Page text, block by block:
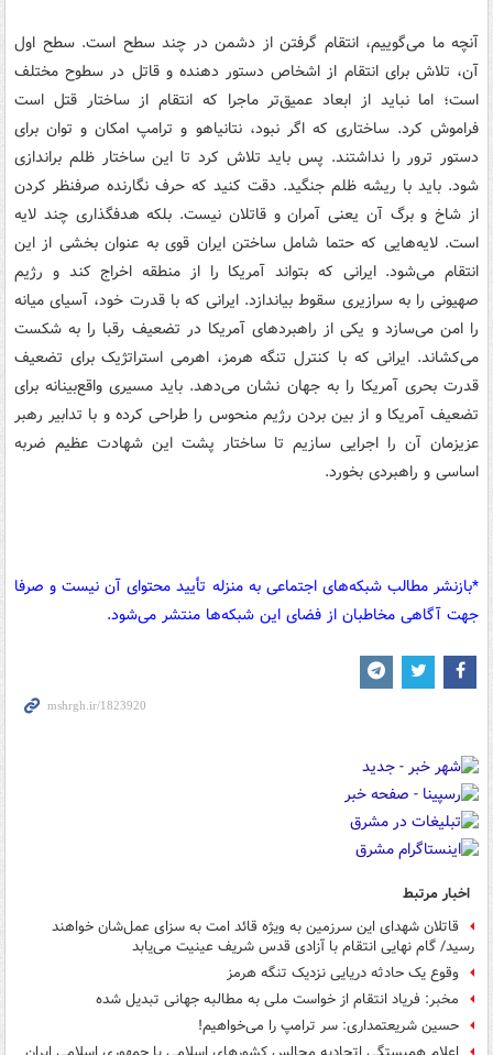
آنچه ما می‌گوییم، انتقام گرفتن از دشمن در چند سطح است. سطح اول
آن، تلاش برای انتقام از اشخاص دستور دهنده و قاتل در سطوح مختلف
است؛ اما نباید از ابعاد عمیق‌تر ماجرا که انتقام از ساختار قتل است
فراموش کرد. ساختاری که اگر نبود، نتانیاهو و ترامپ امکان و توان برای
دستور ترور را نداشتند. پس باید تلاش کرد تا این ساختار ظلم براندازی
شود. باید با ریشه ظلم جنگید. دقت کنید که حرف نگارنده صرفنظر کردن
از شاخ و برگ آن یعنی آمران و قاتلان نیست. بلکه هدفگذاری چند لایه
است. لایه‌هایی که حتما شامل ساختن ایران قوی به عنوان بخشی از این
انتقام می‌شود. ایرانی که بتواند آمریکا را از منطقه اخراج کند و رژیم
صهیونی را به سرازیری سقوط بیاندازد. ایرانی که با قدرت خود، آسیای میانه
را امن می‌سازد و یکی از راهبردهای آمریکا در تضعیف رقبا را به شکست
می‌کشاند. ایرانی که با کنترل تنگه هرمز، اهرمی استراتژیک برای تضعیف
قدرت بحری آمریکا را به جهان نشان می‌دهد. باید مسیری واقع‌بینانه برای
تضعیف آمریکا و از بین بردن رژیم منحوس را طراحی کرده و با تدابیر رهبر
عزیزمان آن را اجرایی سازیم تا ساختار پشت این شهادت عظیم ضربه
اساسی و راهبردی بخورد.
*بازنشر مطالب شبکه‌های اجتماعی به منزله تأیید محتوای آن نیست و صرفا
جهت آگاهی مخاطبان از فضای این شبکه‌ها منتشر می‌شود.
اخبار مرتبط
قاتلان شهدای این سرزمین به ویژه قائد امت به سزای عمل‌شان خواهند
رسید/ گام نهایی انتقام با آزادی قدس شریف عینیت می‌یابد
وقوع یک حادثه دریایی نزدیک تنگه هرمز
مخبر: فریاد انتقام از خواست ملی به مطالبه جهانی تبدیل شده
حسین شریعتمداری: سر ترامپ را می‌خواهیم!